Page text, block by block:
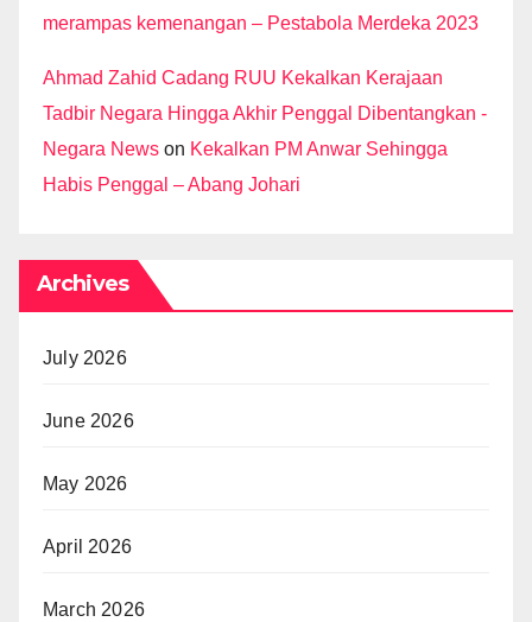
merampas kemenangan – Pestabola Merdeka 2023
Ahmad Zahid Cadang RUU Kekalkan Kerajaan
Tadbir Negara Hingga Akhir Penggal Dibentangkan -
Negara News on Kekalkan PM Anwar Sehingga
Habis Penggal – Abang Johari
Archives
July 2026
June 2026
May 2026
April 2026
March 2026